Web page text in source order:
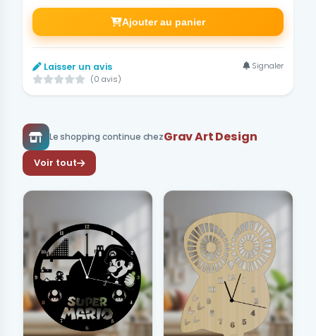
Ajouter au panier
Laisser un avis
(0 avis)
Signaler
Le shopping continue chezGrav Art Design
Voir tout